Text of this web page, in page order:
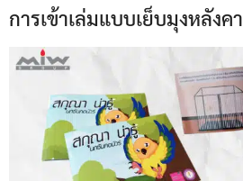
การเข้าเล่มแบบเย็บมุงหลังคา